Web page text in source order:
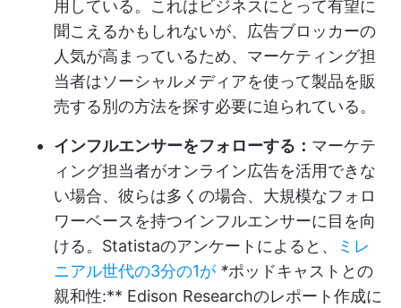
用している。これはビジネスにとって有望に
聞こえるかもしれないが、広告ブロッカーの
人気が高まっているため、マーケティング担
当者はソーシャルメディアを使って製品を販
売する別の方法を探す必要に迫られている。
インフルエンサーをフォローする： マーケテ
ィング担当者がオンライン広告を活用できな
い場合、彼らは多くの場合、大規模なフォロ
ワーベースを持つインフルエンサーに目を向
ける。Statistaのアンケートによると、
ミレ
ニアル世代の3分の1が *ポッドキャストとの
親和性:** Edison Researchのレポート作成に